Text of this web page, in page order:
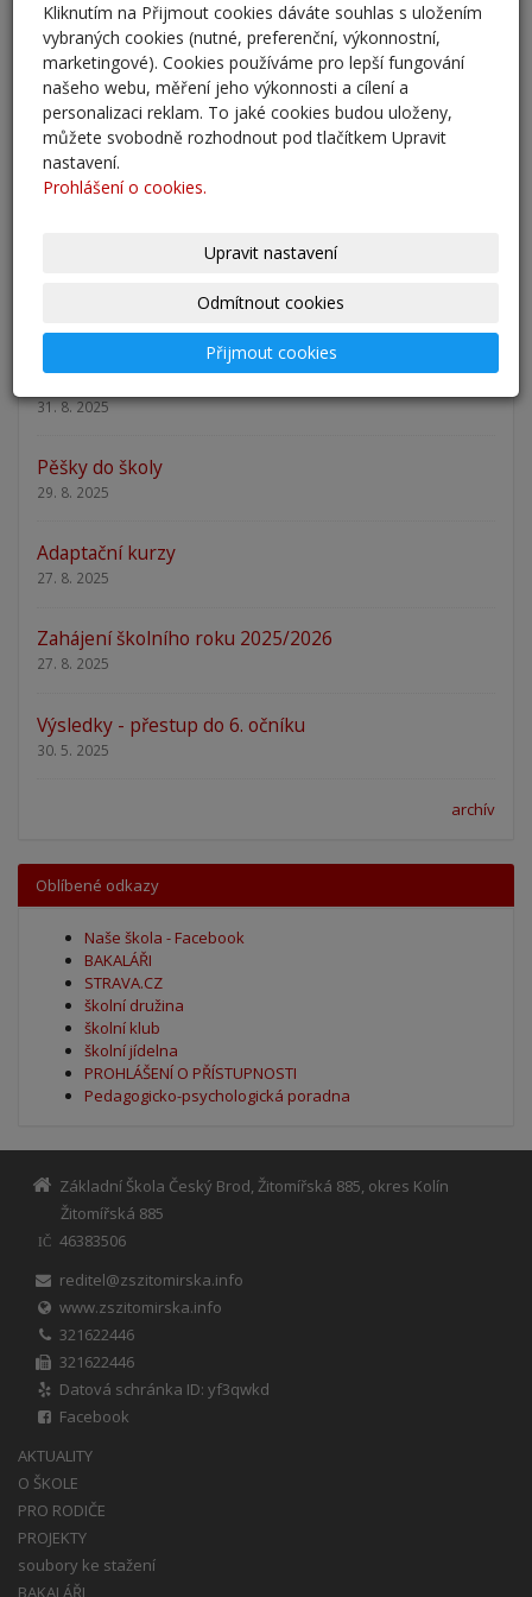
Přestup žáků do 6. ročníku na naši školu pro školní
rok 2026/202
25. 5. 2026
Odlišná organizace školního roku 2025/2026
27. 2. 2026
Nový školní rok - informace
31. 8. 2025
Pěšky do školy
29. 8. 2025
Adaptační kurzy
27. 8. 2025
Zahájení školního roku 2025/2026
27. 8. 2025
Výsledky - přestup do 6. očníku
30. 5. 2025
archív
Oblíbené odkazy
Naše škola - Facebook
BAKALÁŘI
STRAVA.CZ
školní družina
školní klub
školní jídelna
PROHLÁŠENÍ O PŘÍSTUPNOSTI
Pedagogicko-psychologická poradna
Základní Škola Český Brod, Žitomířská 885, okres Kolín
Žitomířská 885
IČ
46383506
reditel@zszitomirska.info
www.zszitomirska.info
321622446
321622446
Datová schránka ID: yf3qwkd
Facebook
AKTUALITY
O ŠKOLE
PRO RODIČE
PROJEKTY
soubory ke stažení
Kliknutím na Přijmout cookies dáváte souhlas s uložením
vybraných cookies (nutné, preferenční, výkonnostní,
marketingové). Cookies používáme pro lepší fungování
našeho webu, měření jeho výkonnosti a cílení a
personalizaci reklam. To jaké cookies budou uloženy,
můžete svobodně rozhodnout pod tlačítkem Upravit
nastavení.
Prohlášení o cookies.
Upravit nastavení
Odmítnout cookies
Přijmout cookies